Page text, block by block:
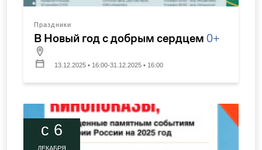
Праздники
В Новый год с добрым сердцем 0+
13.12.2025 • 16:00-31.12.2025 • 16:00
c 6
ДЕКАБРЯ